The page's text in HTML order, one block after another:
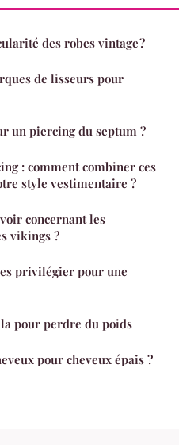
des robes vintage ?
de lisseurs pour
un piercing du septum ?
: comment combiner ces
style vestimentaire ?
concernant les
vikings ?
privilégier pour une
pour perdre du poids
pour cheveux épais ?